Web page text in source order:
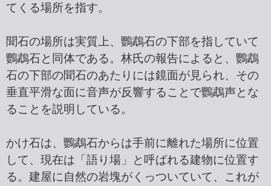
てくる場所を指す。
聞石の場所は実質上、鸚鵡石の下部を指していて
鸚鵡石と同体である。林氏の報告によると、鸚鵡
石の下部の聞石のあたりには鏡面が見られ、その
垂直平滑な面に音声が反響することで鸚鵡声とな
ることを説明している。
かけ石は、鸚鵡石からは手前に離れた場所に位置
して、現在は「語り場」と呼ばれる建物に位置す
る。建屋に自然の岩塊がくっついていて、これが